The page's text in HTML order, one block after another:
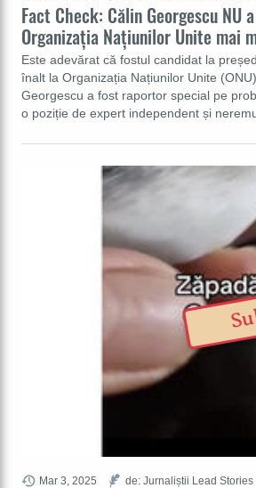
Fact Check: Călin Georgescu
Organizația Națiunilor Unite mai
Este adevărat că fostul candidat la
înalt la Organizația Națiunilor Unite
Georgescu a fost raportor special pe
o poziție de expert independent și
Mar 3, 2025 de: Jurnaliștii Lead Stories